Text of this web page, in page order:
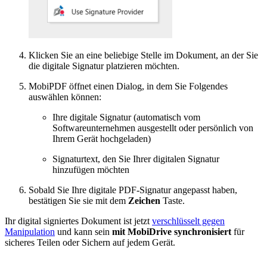
Klicken Sie an eine beliebige Stelle im Dokument, an der Sie
die digitale Signatur platzieren möchten.
MobiPDF öffnet einen Dialog, in dem Sie Folgendes
auswählen können:
Ihre digitale Signatur (automatisch vom
Softwareunternehmen ausgestellt oder persönlich von
Ihrem Gerät hochgeladen)
Signaturtext, den Sie Ihrer digitalen Signatur
hinzufügen möchten
Sobald Sie Ihre digitale PDF-Signatur angepasst haben,
bestätigen Sie sie mit dem Zeichen Taste.
Ihr digital signiertes Dokument ist jetzt verschlüsselt gegen
Manipulation und kann sein mit MobiDrive synchronisiert für
sicheres Teilen oder Sichern auf jedem Gerät.